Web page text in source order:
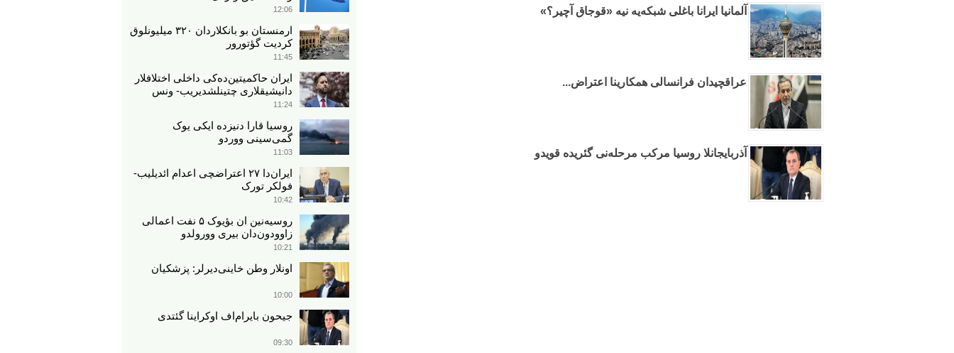
آلمانیا ایرانا باغلی شبکه‌یه نیه «قوجاق آچیر؟»
عراقچیدان فرانسالی همکارینا اعتراض...
آذربایجانلا روسیا مرکب مرحله‌نی گئریده قویدو
12:06
ارمنستان بو بانکلاردان ۳۲۰ میلیونلوق
کردیت گؤتورور
11:45
ایران حاکمیتین‌ده‌کی داخلی اختلافلار
دانیشیقلاری چتینلشدیریب- ونس
11:24
روسیا قارا دنیزده ایکی یوک
گمی‌سینی ووردو
11:03
ایران‌دا ۲۷ اعتراضچی اعدام ائدیلیب-
فولکر تورک
10:42
روسیه‌نین ان بؤیوک ۵ نفت اعمالی
زاوودون‌دان بیری وورولدو
10:21
اونلار وطن خاینی‌دیرلر: پزشکیان
10:00
جیحون بایرام‌اف اوکراینا گئتدی
09:30